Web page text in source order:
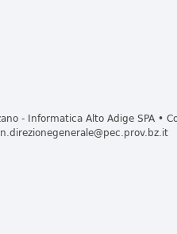
- Informatica Alto Adige SPA •